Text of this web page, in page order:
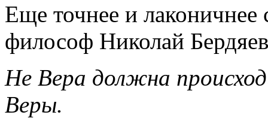
Еще точнее и лаконичнее
философ Николай
Не Вера должна
Веры.